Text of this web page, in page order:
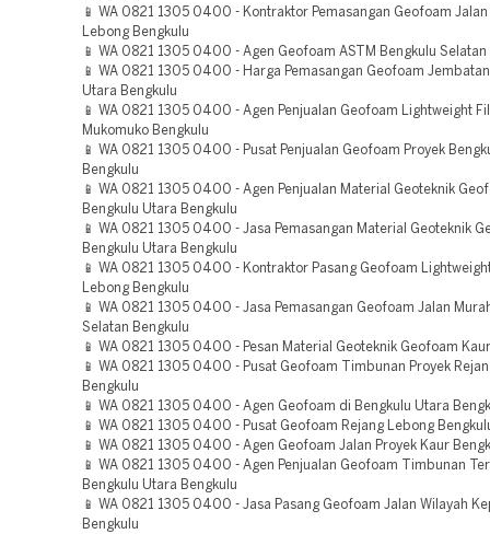
📱 WA 0821 1305 0400 - Kontraktor Pemasangan Geofoam Jalan
Lebong Bengkulu
📱 WA 0821 1305 0400 - Agen Geofoam ASTM Bengkulu Selatan
📱 WA 0821 1305 0400 - Harga Pemasangan Geofoam
Utara Bengkulu
📱 WA 0821 1305 0400 - Agen Penjualan Geofoam Lightweight
Mukomuko Bengkulu
📱 WA 0821 1305 0400 - Pusat Penjualan Geofoam Proyek
Bengkulu
📱 WA 0821 1305 0400 - Agen Penjualan Material Geoteknik
Bengkulu Utara Bengkulu
📱 WA 0821 1305 0400 - Jasa Pemasangan Material Geoteknik
Bengkulu Utara Bengkulu
📱 WA 0821 1305 0400 - Kontraktor Pasang Geofoam
Lebong Bengkulu
📱 WA 0821 1305 0400 - Jasa Pemasangan Geofoam Jalan
Selatan Bengkulu
📱 WA 0821 1305 0400 - Pesan Material Geoteknik Geofoam
📱 WA 0821 1305 0400 - Pusat Geofoam Timbunan Proyek
Bengkulu
📱 WA 0821 1305 0400 - Agen Geofoam di Bengkulu Utara
📱 WA 0821 1305 0400 - Pusat Geofoam Rejang Lebong
📱 WA 0821 1305 0400 - Agen Geofoam Jalan Proyek Kaur
📱 WA 0821 1305 0400 - Agen Penjualan Geofoam Timbunan
Bengkulu Utara Bengkulu
📱 WA 0821 1305 0400 - Jasa Pasang Geofoam Jalan Wilayah
Bengkulu